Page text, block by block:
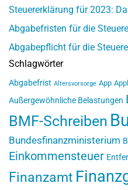
Steuererklärung für 2023:
Abgabefristen für die
Abgabepflicht für die
Schlagwörter
Abgabefrist Altersvorsorge App
Außergewöhnliche Belastungen
BMF-Schreiben
Bundesfinanzministerium
Einkommensteuer
Finanzamt